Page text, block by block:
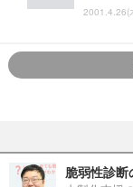
2001.4.26(
脆弱性診